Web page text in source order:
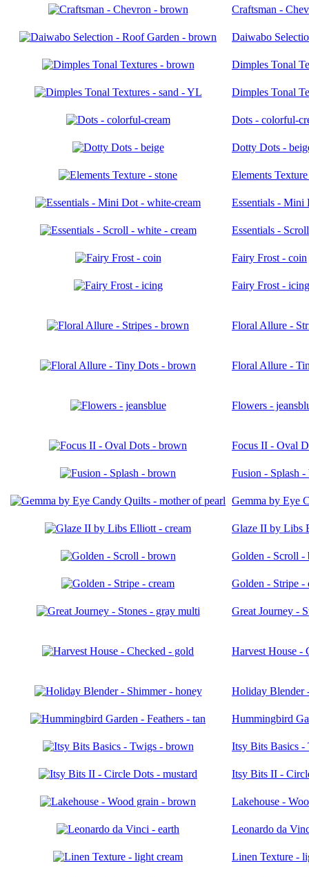
Craftsman -
Daiwabo
Dimples Tonal
Dimples Tonal
Dots - colorful-
Dotty Dots -
Elements
Essentials - Mini
Essentials -
Fairy Frost - coin
Fairy Frost - icing
Floral Allure -
Floral Allure -
Flowers -
Focus II - Oval
Fusion - Splash
Gemma by Eye
Glaze II by Libs
Golden - Scroll -
Golden - Stripe -
Great Journey -
Harvest House -
Holiday Blender
Hummingbird
Itsy Bits Basics
Itsy Bits II -
Lakehouse -
Leonardo da
Linen Texture -